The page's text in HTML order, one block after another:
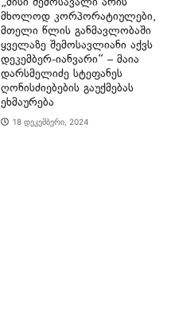
მხოლოდ კორპორატიულები,
მთელი წლის განმავლობაში
ყველაზე შემოსავლიანი აქვს
დეკემბერ-იანვარი“ – მაია
დარსმელიძე სტეფანეს
ღონისძიებების გაუქმებას
ეხმაურება
18 დეკემბერი, 2024